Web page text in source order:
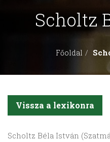
Scholtz
Főoldal
Vissza a lexikonra
Scholtz Béla István